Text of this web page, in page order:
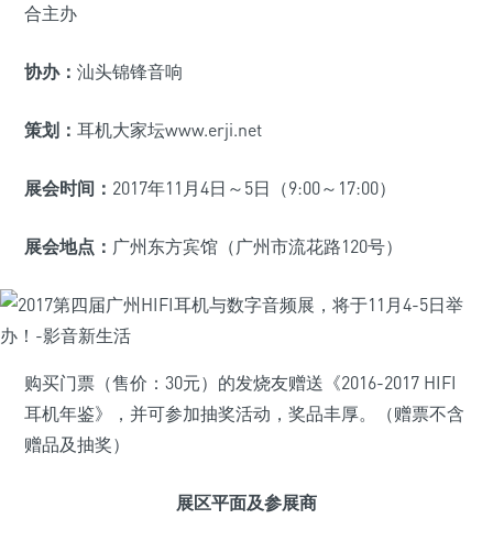
合主办
协办： 汕头锦锋音响
策划： 耳机大家坛www.erji.net
展会时间： 2017年11月4日～5日（9:00～17:00）
展会地点： 广州东方宾馆（广州市流花路120号）
购买门票（售价：30元）的发烧友赠送《2016-2017 HIFI
耳机年鉴》，并可参加抽奖活动，奖品丰厚。（赠票不含
赠品及抽奖）
展区平面及参展商